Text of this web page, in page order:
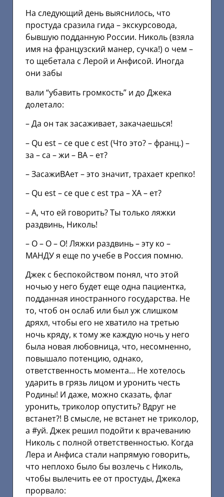
На следующий день выяснилось, что
простуда сразила гида – экскурсовода,
бывшую подданную России. Николь (взяла
имя на французский манер, сучка!) о чем –
то щебетала с Лерой и Анфисой. Иногда
они забы
вали “убавить громкость” и до Джека
долетало:
– Да он так засаживает, закачаешься!
– Qu est – ce que c est (Что это? – франц.) –
за – са – жи – ВА – ет?
– ЗасажиВАет – это значит, трахает крепко!
– Qu est – ce que c est тра – ХА – ет?
– А, что ей говорить? Ты только ляжки
раздвинь, Николь!
– О – О – О! Ляжки раздвинь – эту ко –
МАНДУ я еще по учебе в Россия помню.
Джек с беспокойством понял, что этой
ночью у него будет еще одна пациентка,
подданная иностранного государства. Не
то, чтоб он ослаб или был уж слишком
дряхл, чтобы его не хватило на третью
ночь кряду, к тому же каждую ночь у него
была новая любовница, что, несомненно,
повышало потенцию, однако,
ответственность момента… Не хотелось
ударить в грязь лицом и уронить честь
Родины! И даже, можно сказать, флаг
уронить, триколор опустить? Вдруг не
встанет?! В смысле, не встанет не триколор,
а #уй. Джек решил подойти к врачеванию
Николь с полной ответственностью. Когда
Лера и Анфиса стали напрямую говорить,
что неплохо было бы возлечь с Николь,
чтобы вылечить ее от простуды, Джека
прорвало: